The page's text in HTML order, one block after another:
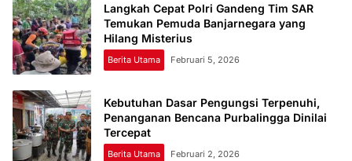
Langkah Cepat Polri Gandeng Tim SAR
Temukan Pemuda Banjarnegara yang
Hilang Misterius
Berita Utama Februari 5, 2026
Kebutuhan Dasar Pengungsi Terpenuhi,
Penanganan Bencana Purbalingga Dinilai
Tercepat
Berita Utama Februari 2, 2026